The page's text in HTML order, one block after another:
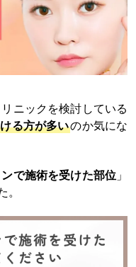
ニックを検討している
る方が多いのか気にな
で施術を受けた部位 」
。